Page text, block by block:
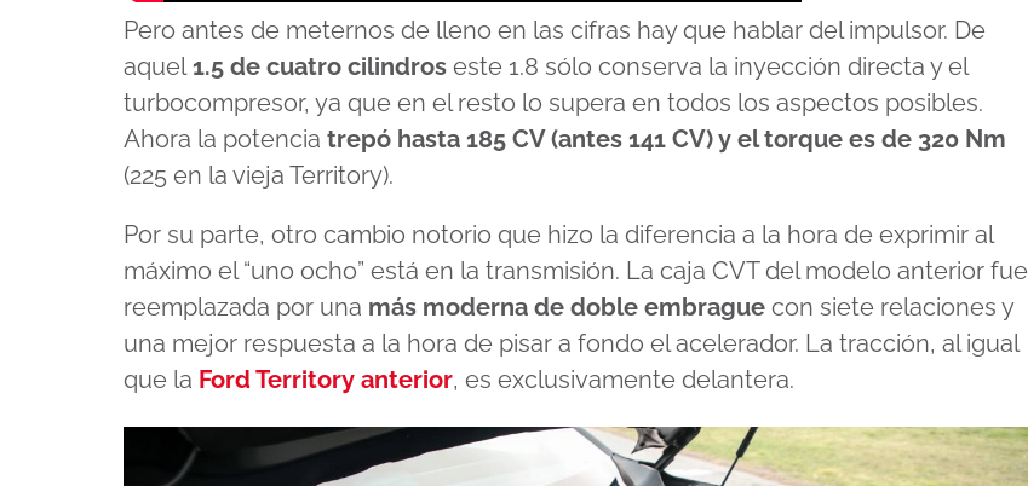
Pero antes de meternos de lleno en las cifras hay que hablar del impulsor. De
aquel1.5 de cuatro cilindros este 1.8 sólo conserva la inyección directa y el
turbocompresor, ya que en el resto lo supera en todos los aspectos posibles.
Ahora la potencia trepó hasta 185 CV (antes 141 CV) y el torque es de 320 Nm
(225 en la vieja Territory).
Por su parte, otro cambio notorio que hizo la diferencia a la hora de exprimir al
máximo el “uno ocho” está en la transmisión. La caja CVT del modelo anterior fue
reemplazada por una más moderna de doble embrague con siete relaciones y
una mejor respuesta a la hora de pisar a fondo el acelerador. La tracción, al igual
que la Ford Territory anterior, es exclusivamente delantera.